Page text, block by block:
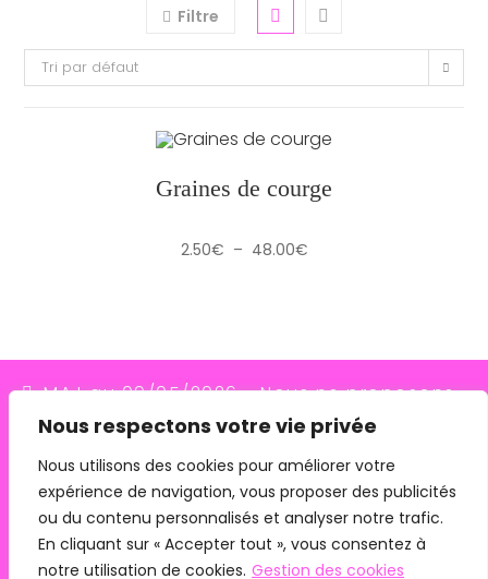
Nous respectons votre vie privée
Nous utilisons des cookies pour améliorer votre
expérience de navigation, vous proposer des publicités
ou du contenu personnalisés et analyser notre trafic.
En cliquant sur « Accepter tout », vous consentez à
notre utilisation de cookies. Gestion des cookies
MAJ au 09/05/2026 - Nous ne proposons
plus le transporteur Relais Colis (placés en
redressement judiciaire le 10/03/26, ils
n'assurent plus les livraisons depuis le
07/05/26). Pour les commandes avec
remise en main propre, merci de me
Filtre
Tri par défaut
Graines de courge
2.50€ – 48.00€Plage